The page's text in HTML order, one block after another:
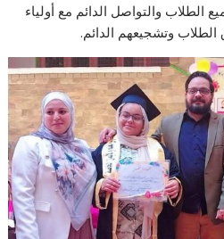
والتواصل الدائم مع أولياء
وتشجيعهم الدائم.